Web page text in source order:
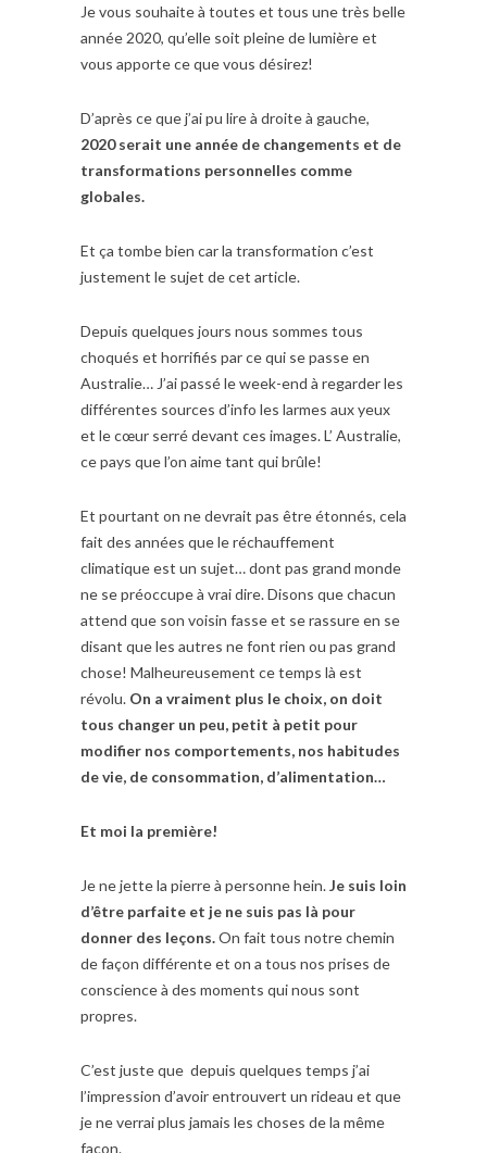
Je vous souhaite à toutes et tous une très belle
année 2020, qu’elle soit pleine de lumière et
vous apporte ce que vous désirez!
D’après ce que j’ai pu lire à droite à gauche,
2020 serait une année de changements et de
transformations personnelles comme
globales.
Et ça tombe bien car la transformation c’est
justement le sujet de cet article.
Depuis quelques jours nous sommes tous
choqués et horrifiés par ce qui se passe en
Australie… J’ai passé le week-end à regarder les
différentes sources d’info les larmes aux yeux
et le cœur serré devant ces images. L’ Australie,
ce pays que l’on aime tant qui brûle!
Et pourtant on ne devrait pas être étonnés, cela
fait des années que le réchauffement
climatique est un sujet… dont pas grand monde
ne se préoccupe à vrai dire. Disons que chacun
attend que son voisin fasse et se rassure en se
disant que les autres ne font rien ou pas grand
chose! Malheureusement ce temps là est
révolu. On a vraiment plus le choix, on doit
tous changer un peu, petit à petit pour
modifier nos comportements, nos habitudes
de vie, de consommation, d’alimentation…
Et moi la première!
Je ne jette la pierre à personne hein.Je suis loin
d’être parfaite et je ne suis pas là pour
donner des leçons.On fait tous notre chemin
de façon différente et on a tous nos prises de
conscience à des moments qui nous sont
propres.
C’est juste que depuis quelques temps j’ai
l’impression d’avoir entrouvert un rideau et que
je ne verrai plus jamais les choses de la même
façon.